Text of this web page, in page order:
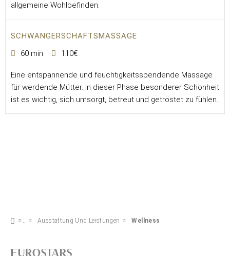
allgemeine Wohlbefinden.
SCHWANGERSCHAFTSMASSAGE
60 min
110€
Eine entspannende und feuchtigkeitsspendende Massage
für werdende Mütter. In dieser Phase besonderer Schönheit
ist es wichtig, sich umsorgt, betreut und getröstet zu fühlen.
Ausstattung Und Leistungen Wellness